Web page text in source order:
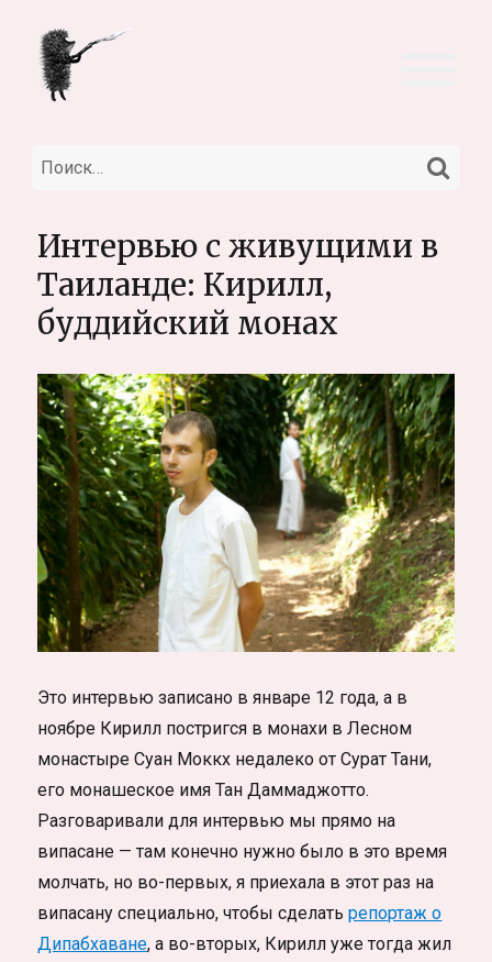
Искать:
Интервью с живущими в
Таиланде: Кирилл,
буддийский монах
Это интервью записано в январе 12 года, а в
ноябре Кирилл постригся в монахи в Лесном
монастыре Суан Моккх недалеко от Сурат Тани,
его монашеское имя Тан Даммаджотто.
Разговаривали для интервью мы прямо на
випасане — там конечно нужно было в это время
молчать, но во-первых, я приехала в этот раз на
випасану специально, чтобы сделатьрепортаж о
Дипабхаване, а во-вторых, Кирилл уже тогда жил